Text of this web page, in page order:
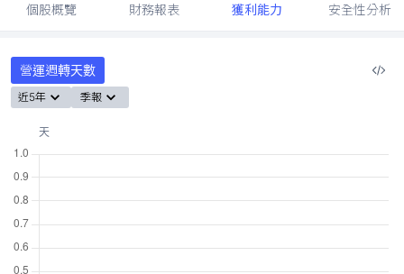
個股概覽 財務報表 獲利能力 安全性分析
營運週轉天數
近5年 季報